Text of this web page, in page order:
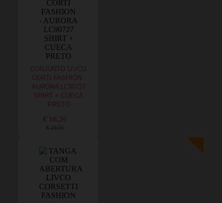
CONJUNTO LIVCO
CORTI FASHION -
AURORA LC90727
SHIRT + CUECA
PRETO
€ 16,26
€ 19,51